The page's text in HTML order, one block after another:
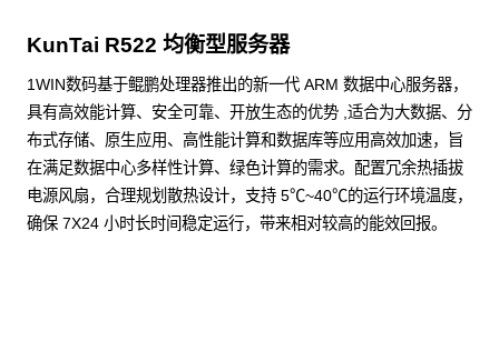
KunTai R522 均衡型服务器
1WIN数码基于鲲鹏处理器推出的新一代 ARM 数据中心服务器，
具有高效能计算、安全可靠、开放生态的优势 ,适合为大数据、分
布式存储、原生应用、高性能计算和数据库等应用高效加速，旨
在满足数据中心多样性计算、绿色计算的需求。配置冗余热插拔
电源风扇，合理规划散热设计，支持 5℃~40℃的运行环境温度，
确保 7X24 小时长时间稳定运行，带来相对较高的能效回报。